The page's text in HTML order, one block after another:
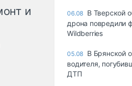
и
06.08 В Тверской
дрона повредили
Wildberries
05.08 В Брянской
водителя,
ДТП